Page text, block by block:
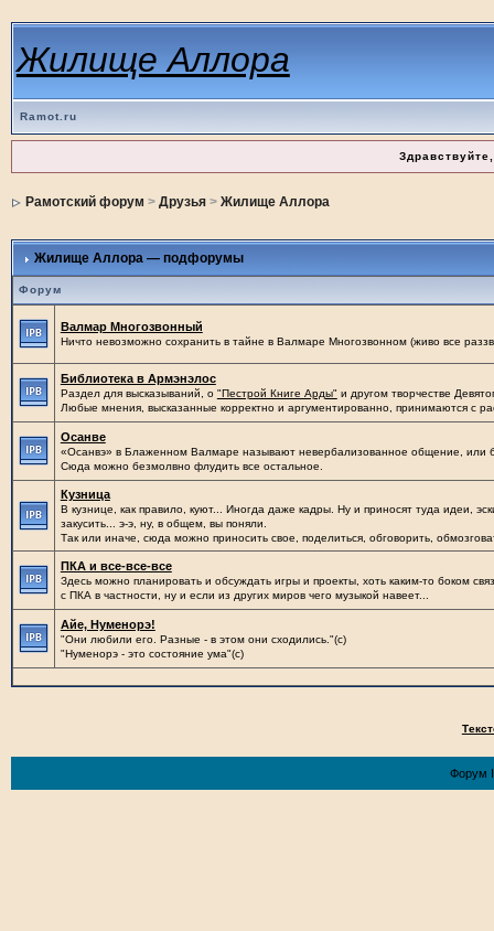
Жилище Аллора
Ramot.ru
Рамотский форум > Друзья> Жилище Аллора
Жилище Аллора — подфорумы
Форум
Валмар Многозвонный
Ничто невозможно сохранить в тайне в Валмаре Многозвонном (живо все
Библиотека в Армэнэлос
Раздел для высказываний, о "Пестрой Книге Арды" и другом творчестве
Любые мнения, высказанные корректно и аргументированно, принимаются с
Осанве
«Осанвэ» в Блаженном Валмаре называют невербализованное общение, или
Сюда можно безмолвно флудить все остальное.
Кузница
В кузнице, как правило, куют... Иногда даже кадры. Ну и приносят туда идеи,
закусить... э-э, ну, в общем, вы поняли.
Так или иначе, сюда можно приносить свое, поделиться, обговорить,
ПКА и все-все-все
Здесь можно планировать и обсуждать игры и проекты, хоть каким-то боком
с ПКА в частности, ну и если из других миров чего музыкой навеет...
Айе, Нуменорэ!
"Они любили его. Разные - в этом они сходились."(с)
"Нуменорэ - это состояние ума"(с)
Форум